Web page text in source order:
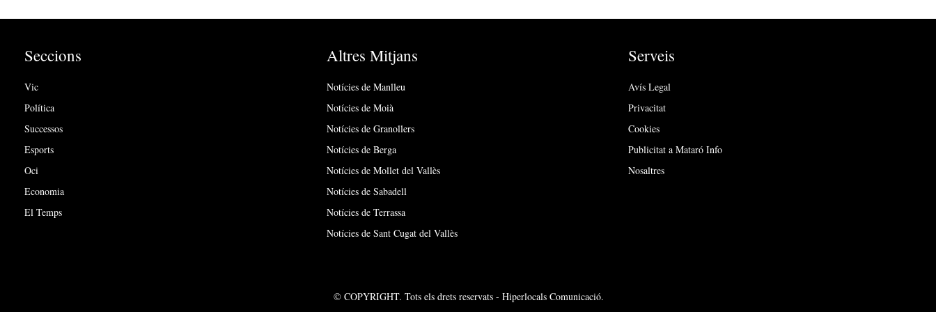
Seccions
Vic
Política
Successos
Esports
Oci
Economia
El Temps
Altres Mitjans
Notícies de Manlleu
Notícies de Moià
Notícies de Granollers
Notícies de Berga
Notícies de Mollet del Vallès
Notícies de Sabadell
Notícies de Terrassa
Notícies de Sant Cugat del Vallès
Serveis
Avís Legal
Privacitat
Cookies
Publicitat a Mataró Info
Nosaltres
© COPYRIGHT. Tots els drets reservats - Hiperlocals Comunicació.